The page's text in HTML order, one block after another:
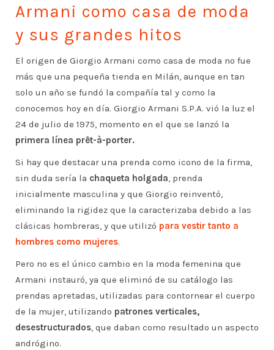
Armani como casa de moda
y sus grandes hitos
El origen de Giorgio Armani como casa de moda no fue
más que una pequeña tienda en Milán, aunque en tan
solo un año se fundó la compañía tal y como la
conocemos hoy en día. Giorgio Armani S.P.A. vió la luz el
24 de julio de 1975, momento en el que se lanzó la
primera línea prêt-à-porter.
Si hay que destacar una prenda como icono de la firma,
sin duda sería la chaqueta holgada, prenda
inicialmente masculina y que Giorgio reinventó,
eliminando la rigidez que la caracterizaba debido a las
clásicas hombreras, y que utilizó para vestir tanto a
hombres como mujeres.
Pero no es el único cambio en la moda femenina que
Armani instauró, ya que eliminó de su catálogo las
prendas apretadas, utilizadas para contornear el cuerpo
de la mujer, utilizando patrones verticales,
desestructurados, que daban como resultado un aspecto
andrógino.